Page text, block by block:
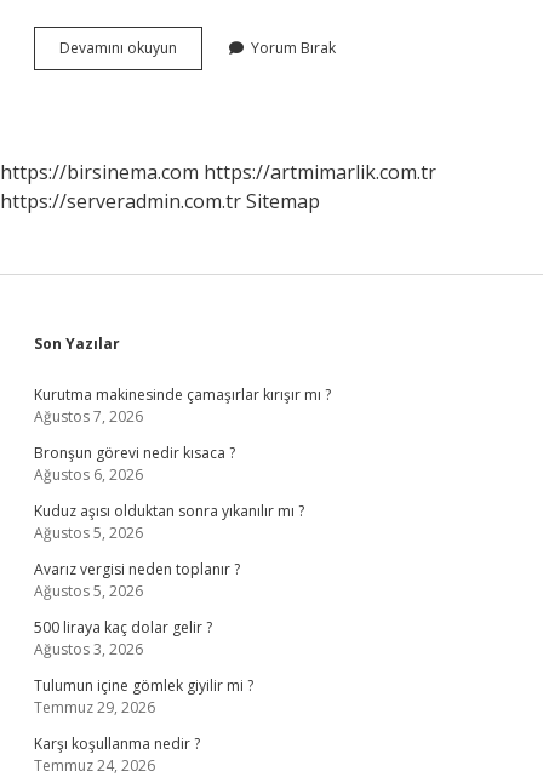
Devamını okuyun Aksiyoloji
Ne
Yorum Bırak
https://birsinema.com https://artmimarlik.com.tr
https://serveradmin.com.trSitemap
Sidebar
Son Yazılar
Kurutma makinesinde çamaşırlar kırışır mı ?
Ağustos 7, 2026
Bronşun görevi nedir kısaca ?
Ağustos 6, 2026
Kuduz aşısı olduktan sonra yıkanılır mı ?
Ağustos 5, 2026
Avarız vergisi neden toplanır ?
Ağustos 5, 2026
500 liraya kaç dolar gelir ?
Ağustos 3, 2026
Tulumun içine gömlek giyilir mi ?
Temmuz 29, 2026
Karşı koşullanma nedir ?
Temmuz 24, 2026